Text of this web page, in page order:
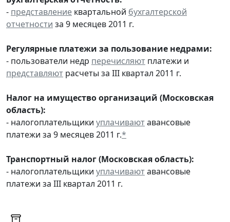
- представление квартальной бухгалтерской
отчетности за 9 месяцев 2011 г.
Регулярные платежи за пользование недрами:
- пользователи недр перечисляют платежи и
представляют расчеты за III квартал 2011 г.
Налог на имущество организаций (Московская
область):
- налогоплательщики уплачиваютавансовые
платежи за 9 месяцев 2011 г.*
Транспортный налог (Московская область):
- налогоплательщики уплачиваютавансовые
платежи за III квартал 2011 г.